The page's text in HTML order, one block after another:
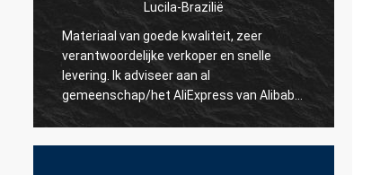
Hamadivo-Frankrijk
Bestseller, goede transactie en snelle
levertijd